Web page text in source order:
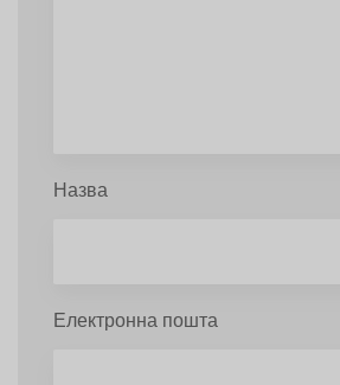
Назва
Електронна пошта